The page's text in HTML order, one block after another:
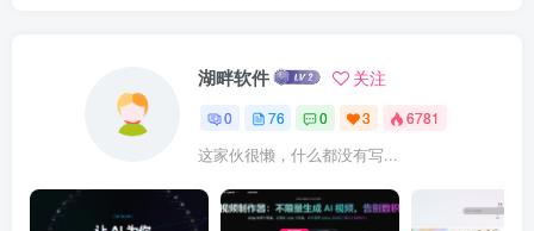
湖畔软件 关注
0 76 0 3 6781
这家伙很懒，什么都没有写...